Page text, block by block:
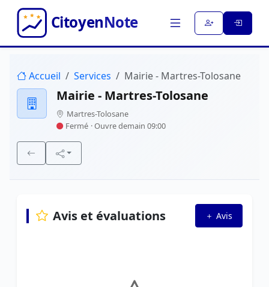
Accueil Services Mairie - Martres-Tolosane
Mairie - Martres-Tolosane
Martres-Tolosane
Fermé · Ouvre demain 09:00
Avis et évaluations Avis